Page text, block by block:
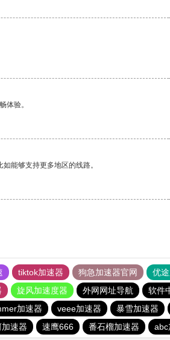
体验。
能够支持更多地区的线路。
tiktok加速器 狗急加速器官网 优
旋风加速度器 外网网址导航 软件
加速器 veee加速器 暴雪加速器
速器 速鹰666 番石榴加速器 abc